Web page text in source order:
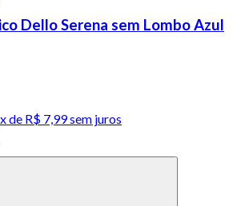
Dello Serena sem Lombo Azul
de R$ 7,99sem juros